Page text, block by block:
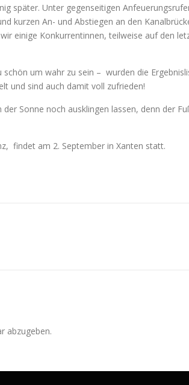
später. Unter gegenseitigen
kurzen An- und Abstiegen an den
einige Konkurrentinnen, teilweise auf den
um wahr zu sein – wurden die
und sind auch damit voll zufrieden!
Sonne noch ausklingen lassen, denn der
findet am 2. September in Xanten statt.
abzugeben.